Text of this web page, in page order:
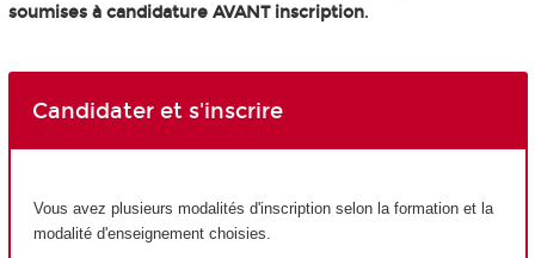
soumises à candidature AVANT inscription.
Candidater et s'inscrire
Vous avez plusieurs modalités d'inscription selon la formation et la
modalité d'enseignement choisies.